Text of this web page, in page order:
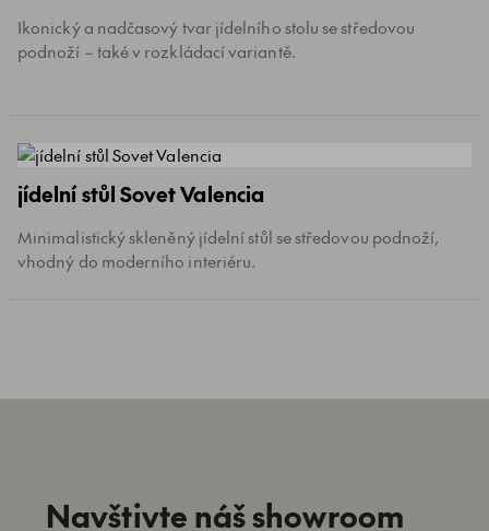
Ikonický a nadčasový tvar jídelního stolu se středovou
podnoží – také v rozkládací variantě.
jídelní stůl Sovet Valencia
Minimalistický skleněný jídelní stůl se středovou podnoží,
vhodný do moderního interiéru.
Navštivte náš showroom